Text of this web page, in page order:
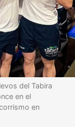
del Tabira
en el
en